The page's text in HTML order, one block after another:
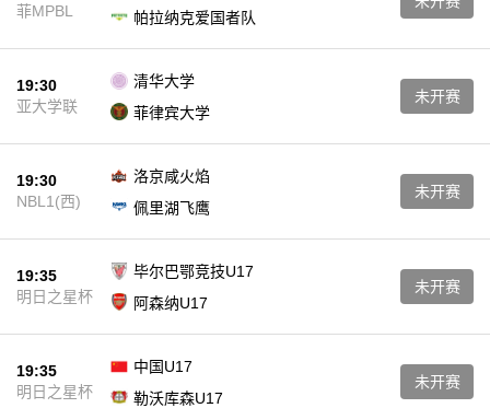
菲MPBL
帕拉纳克爱国者队
19:30
亚大学联
清华大学
菲律宾大学
未开赛
19:30
NBL1(西)
洛京咸火焰
佩里湖飞鹰
未开赛
19:35
明日之星杯
毕尔巴鄂竞技U17
阿森纳U17
未开赛
19:35
明日之星杯
中国U17
勒沃库森U17
未开赛